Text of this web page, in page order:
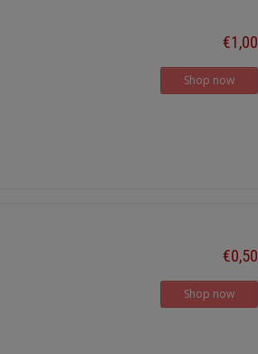
€1,00
Shop now
€0,50
Shop now